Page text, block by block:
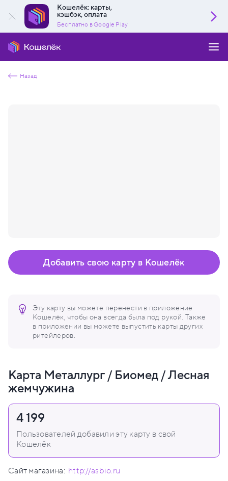
Кошелёк: карты,
кэшбэк, оплата
Бесплатно в Google Play
Назад
Эту карту вы можете перенести в приложение
Кошелёк, чтобы она всегда была под рукой. Также
в приложении вы можете выпустить карты других
ритейлеров.
Добавить свою карту в Кошелёк
Карта Металлург / Биомед / Лесная
жемчужина
4 199
Пользователей добавили эту карту в свой
Кошелёк
Сайт магазина: http://asbio.ru